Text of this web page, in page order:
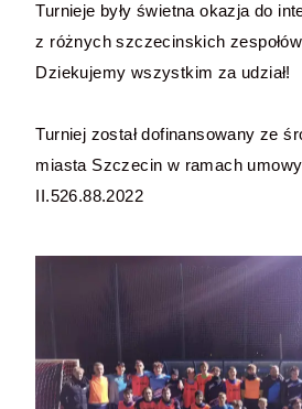
Turnieje były świetna okazja do
z różnych szczecinskich zespołów
Dziekujemy wszystkim za udział!
Turniej został dofinansowany ze
miasta Szczecin w ramach
II.526.88.2022